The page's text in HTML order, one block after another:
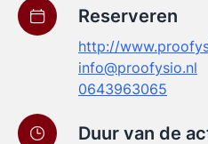
Reserveren
http://
info@proofysio.nl
0643963065
Duur van de